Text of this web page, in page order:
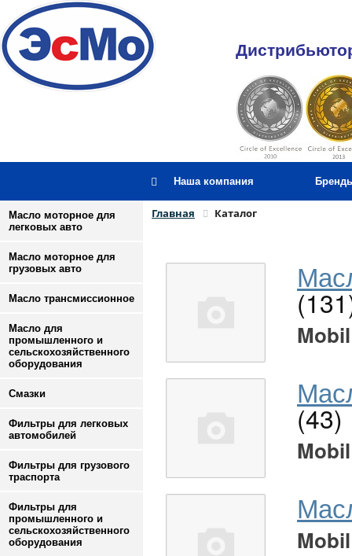
Наша компания
Масло моторное для
легковых авто
Масло моторное для
грузовых авто
Масло трансмиссионное
Масло для
промышленного и
сельскохозяйственного
оборудования
Смазки
Фильтры для легковых
автомобилей
Фильтры для грузового
траспорта
Фильтры для
промышленного и
сельскохозяйственного
оборудования
Главная Каталог
Mobil
(43)
Mobil
Mobil